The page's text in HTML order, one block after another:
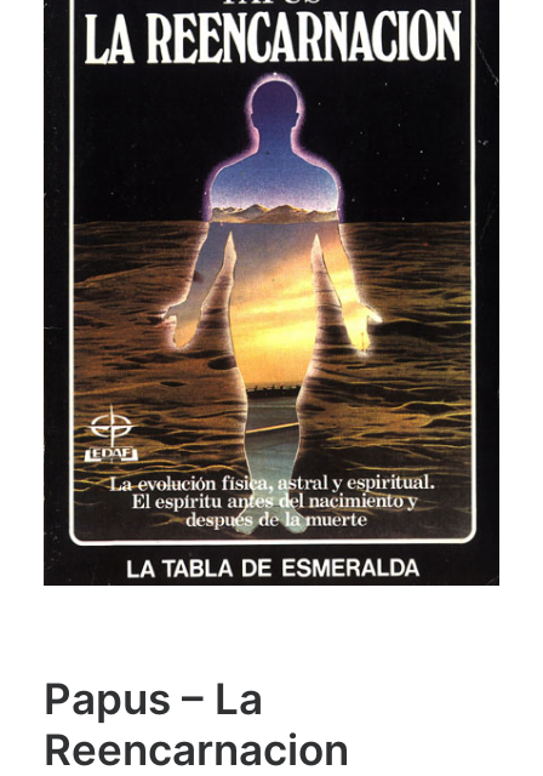
QUIENES SOMOS
AUTORES DESTACADOS
GLOSARIO
CONTACTO
LOGIN / REGISTER
Papus – La
Reencarnacion